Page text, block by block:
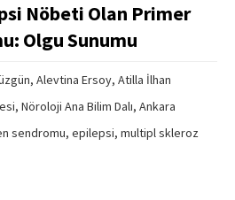
Nöbeti Olan Primer
Olgu Sunumu
Alevtina Ersoy, Atilla İlhan
Nöroloji Ana Bilim Dalı, Ankara
sendromu, epilepsi, multipl skleroz